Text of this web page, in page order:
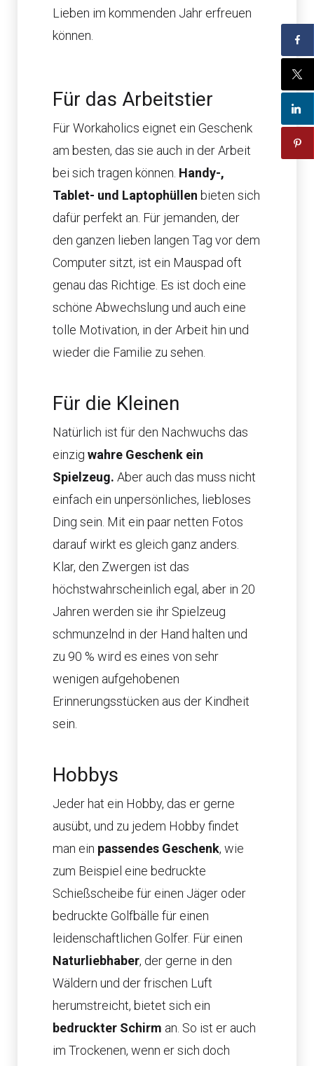
Lieben im kommenden Jahr erfreuen
können.
Für das Arbeitstier
Für Workaholics eignet ein Geschenk
am besten, das sie auch in der Arbeit
bei sich tragen können. Handy-,
Tablet- und Laptophüllen bieten sich
dafür perfekt an. Für jemanden, der
den ganzen lieben langen Tag vor dem
Computer sitzt, ist ein Mauspad oft
genau das Richtige. Es ist doch eine
schöne Abwechslung und auch eine
tolle Motivation, in der Arbeit hin und
wieder die Familie zu sehen.
Für die Kleinen
Natürlich ist für den Nachwuchs das
einzig wahre Geschenk ein
Spielzeug. Aber auch das muss nicht
einfach ein unpersönliches, liebloses
Ding sein. Mit ein paar netten Fotos
darauf wirkt es gleich ganz anders.
Klar, den Zwergen ist das
höchstwahrscheinlich egal, aber in 20
Jahren werden sie ihr Spielzeug
schmunzelnd in der Hand halten und
zu 90 % wird es eines von sehr
wenigen aufgehobenen
Erinnerungsstücken aus der Kindheit
sein.
Hobbys
Jeder hat ein Hobby, das er gerne
ausübt, und zu jedem Hobby findet
man ein passendes Geschenk, wie
zum Beispiel eine bedruckte
Schießscheibe für einen Jäger oder
bedruckte Golfbälle für einen
leidenschaftlichen Golfer. Für einen
Naturliebhaber, der gerne in den
Wäldern und der frischen Luft
herumstreicht, bietet sich ein
bedruckter Schirm an. So ist er auch
im Trockenen, wenn er sich doch